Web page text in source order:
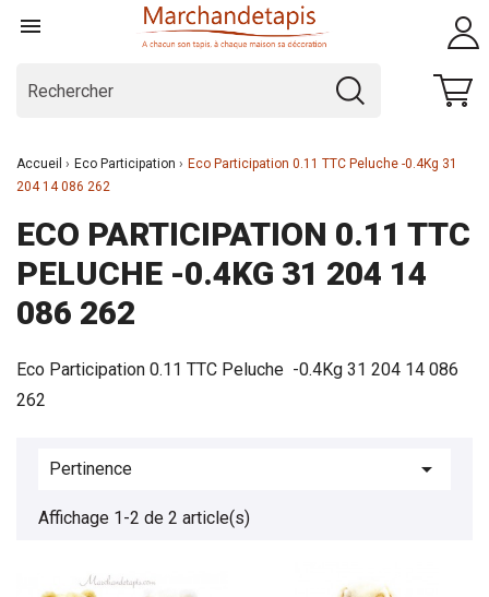

Accueil Eco Participation
Eco Participation 0.11 TTC Peluche -0.4Kg 31
204 14 086 262
ECO PARTICIPATION 0.11 TTC
PELUCHE -0.4KG 31 204 14
086 262
Eco Participation 0.11 TTC Peluche -0.4Kg 31 204 14 086
262
Pertinence 
Affichage 1-2 de 2 article(s)